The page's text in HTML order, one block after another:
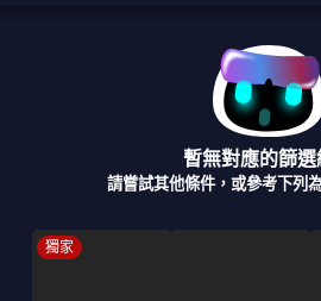
暫無對應的篩
請嘗試其他條件，或參考下列
獨家